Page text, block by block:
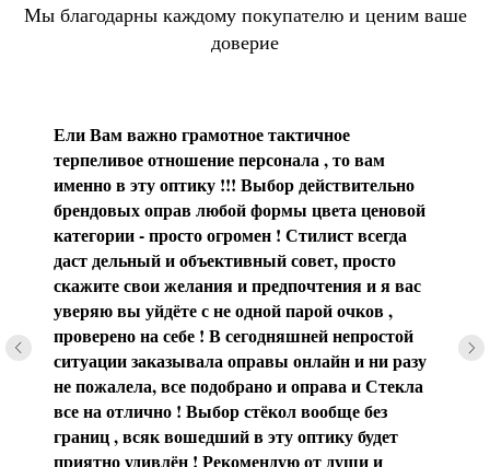
Мы благодарны каждому покупателю и ценим ваше
доверие
Ели Вам важно грамотное тактичное
терпеливое отношение персонала , то вам
именно в эту оптику !!! Выбор действительно
брендовых оправ любой формы цвета ценовой
категории - просто огромен ! Стилист всегда
даст дельный и объективный совет, просто
скажите свои желания и предпочтения и я вас
уверяю вы уйдёте с не одной парой очков ,
проверено на себе ! В сегодняшней непростой
ситуации заказывала оправы онлайн и ни разу
не пожалела, все подобрано и оправа и Стекла
все на отлично ! Выбор стёкол вообще без
границ , всяк вошедший в эту оптику будет
приятно удивлён ! Рекомендую от души и